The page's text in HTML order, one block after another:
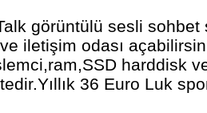
görüntülü sesli
iletişim odası
harddisk
36 Euro Luk